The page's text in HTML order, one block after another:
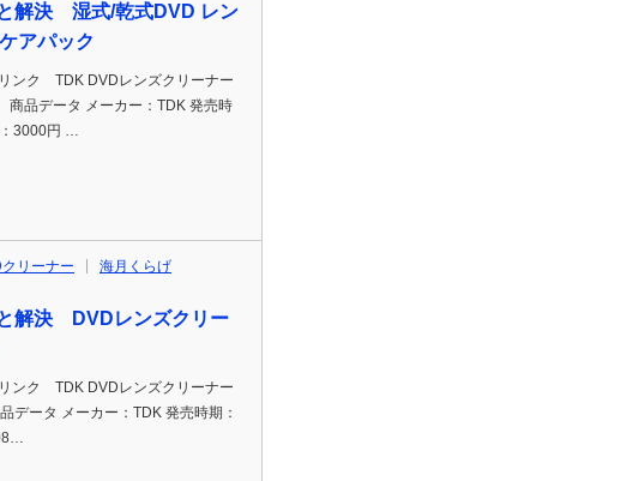
解決 湿式/乾式DVD レン
アパック
ンク TDK DVDレンズクリーナー
品データ メーカー：TDK 発売時
3000円 …
クリーナー 海月くらげ
解決 DVDレンズクリー
ンク TDK DVDレンズクリーナー
ータ メーカー：TDK 発売時期：